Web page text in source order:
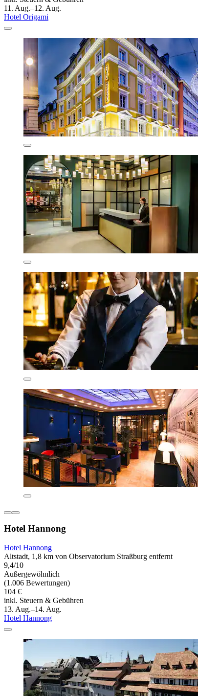
11. Aug.–12. Aug.
Hotel Origami
Hotel Hannong
Hotel Hannong
Altstadt, 1,8 km von Observatorium Straßburg entfernt
9,4/10
Außergewöhnlich
(1.006 Bewertungen)
104 €
inkl. Steuern & Gebühren
13. Aug.–14. Aug.
Hotel Hannong